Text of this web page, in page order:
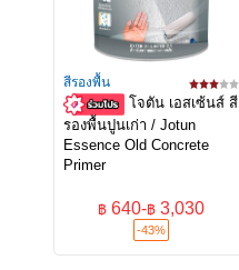
สีรองพื้น
โจตัน เอสเซ้นส์ สี
รองพื้นปูนเก่า / Jotun
Essence Old Concrete
Primer
฿ 640-฿ 3,030
-43%